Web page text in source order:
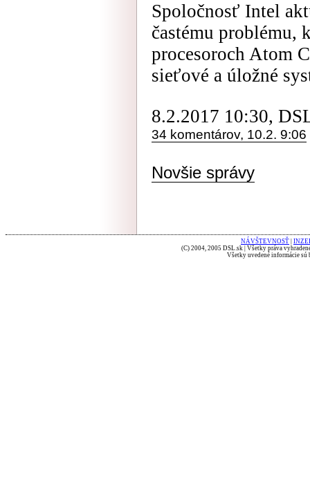
Spoločnosť Intel
častému problému,
procesoroch Atom
sieťové a úložné
8.2.2017 10:30,
34 komentárov, 10.2. 9:06
Novšie správy
NÁVŠTEVNOSŤ
(C) 2004, 2005 DSL.sk | Všetky práva
Všetky uvedené informácie sú